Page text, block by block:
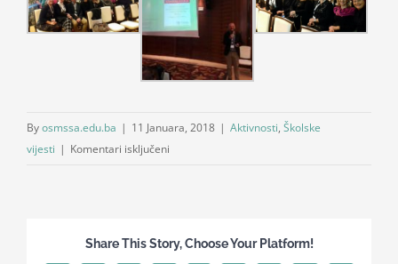
Byosmssa.edu.ba | 11 Januara, 2018 | Aktivnosti, Školske
vijesti | Komentari isključeni
radionici
Share This Story, Choose Your Platform!